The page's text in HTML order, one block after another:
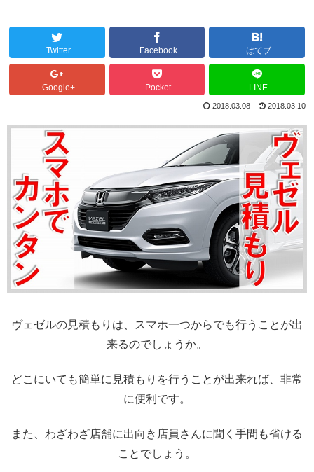
Twitter Facebook はてブ
Google+ Pocket LINE
2018.03.08 2018.03.10
ヴェゼルの見積もりは、スマホ一つからでも行うことが出
来るのでしょうか。
どこにいても簡単に見積もりを行うことが出来れば、非常
に便利です。
また、わざわざ店舗に出向き店員さんに聞く手間も省ける
ことでしょう。